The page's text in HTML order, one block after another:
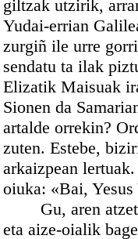
giltzak utzirik,
Yudai-errian
zurgiñ ile urre
sendatu ta ilak
Elizatik Maisuak
Sionen da
artalde orrekin?
zuten. Estebe,
arkaizpean
oiuka: «Bai, Yesus
Gu, aren atzeti
eta aize-oialik